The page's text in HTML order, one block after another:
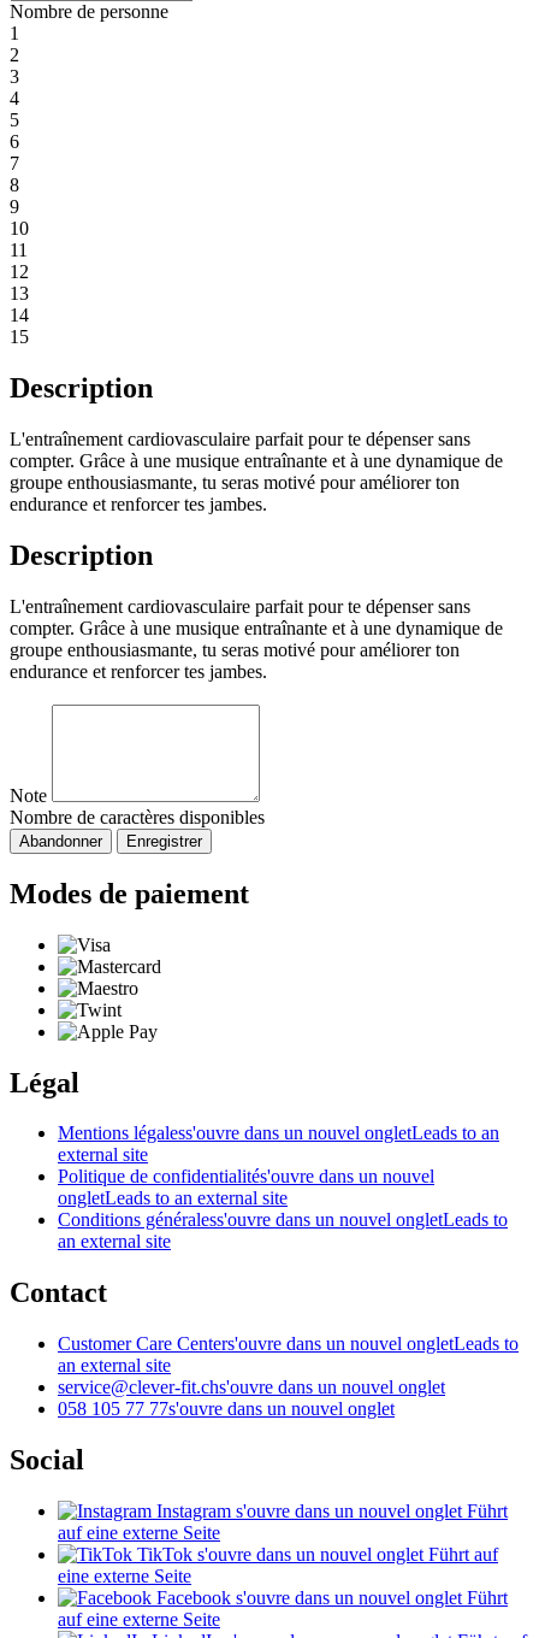
Nombre de personne
1
2
3
4
5
6
7
8
9
10
11
12
13
14
15
Description
L'entraînement cardiovasculaire parfait pour te dépenser sans
compter. Grâce à une musique entraînante et à une dynamique de
groupe enthousiasmante, tu seras motivé pour améliorer ton
endurance et renforcer tes jambes.
Description
L'entraînement cardiovasculaire parfait pour te dépenser sans
compter. Grâce à une musique entraînante et à une dynamique de
groupe enthousiasmante, tu seras motivé pour améliorer ton
endurance et renforcer tes jambes.
Note
Nombre de caractères disponibles
Abandonner Enregistrer
Modes de paiement
Légal
Mentions légaless'ouvre dans un nouvel ongletLeads to an
external site
Politique de confidentialités'ouvre dans un nouvel
ongletLeads to an external site
Conditions généraless'ouvre dans un nouvel ongletLeads to
an external site
Contact
Customer Care Centers'ouvre dans un nouvel ongletLeads to
an external site
service@clever-fit.chs'ouvre dans un nouvel onglet
058 105 77 77s'ouvre dans un nouvel onglet
Social
Instagram s'ouvre dans un nouvel onglet Führt
auf eine externe Seite
TikTok s'ouvre dans un nouvel onglet Führt auf
eine externe Seite
Facebook s'ouvre dans un nouvel onglet Führt
auf eine externe Seite